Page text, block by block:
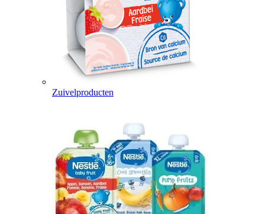
Zuivelproducten